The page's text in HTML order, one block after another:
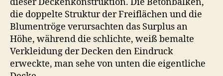
die doppelte Struktur der Freiflächen und die
Blumentröge verursachten das Surplus an
Höhe, während die schlichte, weiß bemalte
Verkleidung der Decken den Eindruck
erweckte, man sehe von unten die eigentliche